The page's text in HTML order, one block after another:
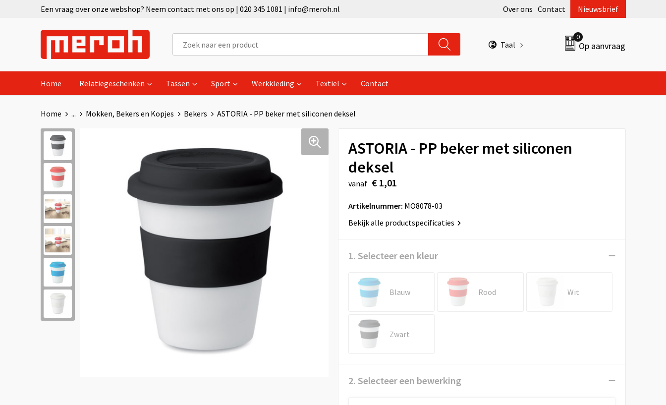
Een vraag over onze webshop? Neem contact met ons op | 020 345 1081 | info@meroh.nl Over ons Contact Nieuwsbrief
Taal
0
Op aanvraag
Home Relatiegeschenken Tassen Sport Werkkleding Textiel Contact
Home ... Mokken, Bekers en Kopjes Bekers ASTORIA - PP beker met siliconen deksel
ASTORIA - PP beker met siliconen
deksel
vanaf € 1,01
Artikelnummer: MO8078-03
Bekijk alle productspecificaties
1. Selecteer een kleur
Blauw Rood Wit
Zwart
2. Selecteer een bewerking